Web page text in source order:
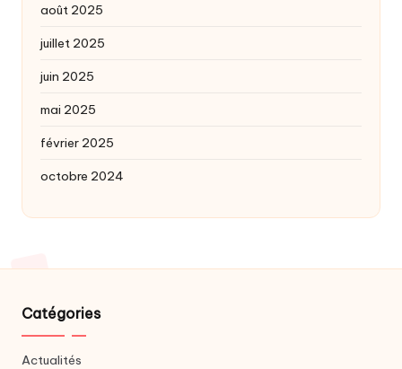
août 2025
juillet 2025
juin 2025
mai 2025
février 2025
octobre 2024
Catégories
Actualités